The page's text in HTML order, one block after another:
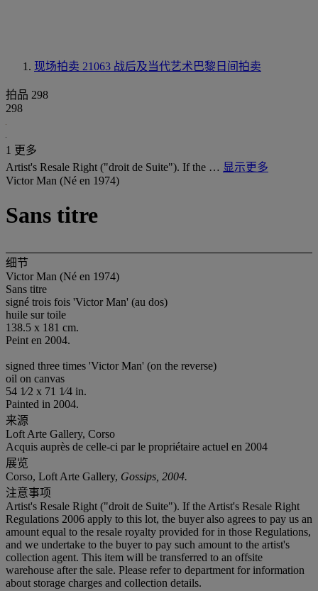
现场拍卖 21063 战后及当代艺术巴黎日间拍卖
拍品 298
298
1 更多
Artist's Resale Right ("droit de Suite"). If the … 显示更多
Victor Man (Né en 1974)
Sans titre
细节
Victor Man (Né en 1974)
Sans titre
signé trois fois 'Victor Man' (au dos)
huile sur toile
138.5 x 181 cm.
Peint en 2004.
signed three times 'Victor Man' (on the reverse)
oil on canvas
54 1⁄2 x 71 1⁄4 in.
Painted in 2004.
来源
Loft Arte Gallery, Corso
Acquis auprès de celle-ci par le propriétaire actuel en 2004
展览
Corso, Loft Arte Gallery, Gossips, 2004.
注意事项
Artist's Resale Right ("droit de Suite"). If the Artist's Resale Right
Regulations 2006 apply to this lot, the buyer also agrees to pay us an
amount equal to the resale royalty provided for in those Regulations,
and we undertake to the buyer to pay such amount to the artist's
collection agent. This item will be transferred to an offsite
warehouse after the sale. Please refer to department for information
about storage charges and collection details.